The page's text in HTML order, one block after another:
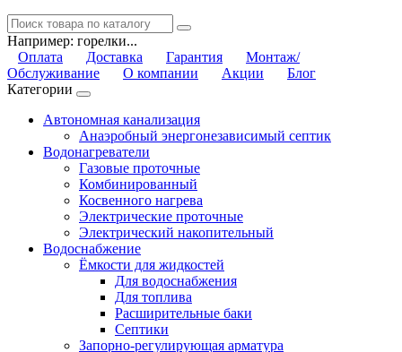
Например: горелки...
Оплата
Доставка Гарантия
Монтаж/
Обслуживание
О компании Акции
Блог
Категории
Автономная канализация
Анаэробный энергонезависимый септик
Водонагреватели
Газовые проточные
Комбинированный
Косвенного нагрева
Электрические проточные
Электрический накопительный
Водоснабжение
Ёмкости для жидкостей
Для водоснабжения
Для топлива
Расширительные баки
Септики
Запорно-регулирующая арматура